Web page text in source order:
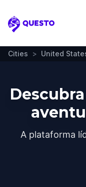
Questo
Cities > United
A plataforma